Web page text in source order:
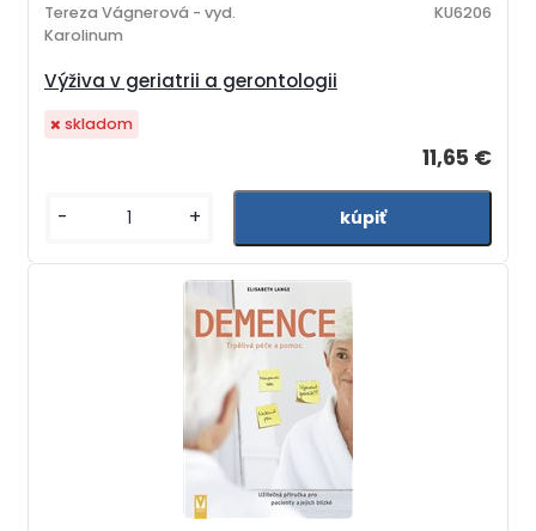
Výživa v geriatrii a gerontologii
Tereza Vágnerová - vyd.
Karolinum
KU6206
11,65 €
skladom
- +